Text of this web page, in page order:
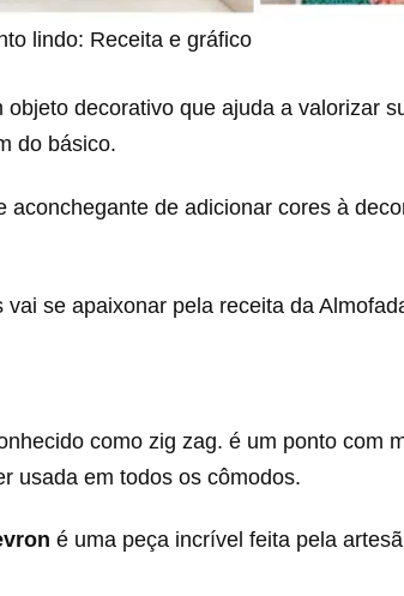
lindo: Receita e gráfico
objeto decorativo que ajuda a valorizar
do básico.
aconchegante de adicionar cores à
se apaixonar pela receita da
como zig zag. é um ponto com
usada em todos os cômodos.
é uma peça incrível feita pela